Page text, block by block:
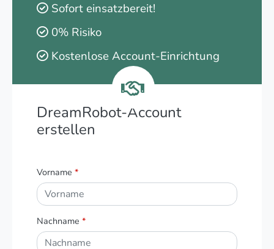
Sofort einsatzbereit!
0% Risiko
Kostenlose Account-Einrichtung
DreamRobot-Account
erstellen
Vorname *
Nachname *